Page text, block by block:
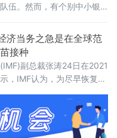
伍。然而，有个别中小银
升”的态势。
济当务之急是在全球范
接种
副总裁张涛24日在2021
，IMF认为，为尽早恢复全
成疫苗的施打。